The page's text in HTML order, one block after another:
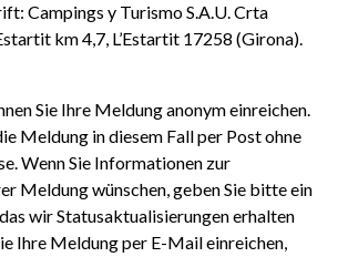
Campings y Turismo S.A.U. Crta
km 4,7, L’Estartit 17258 (Girona).
Sie Ihre Meldung anonym einreichen.
Meldung in diesem Fall per Post ohne
Wenn Sie Informationen zur
Meldung wünschen, geben Sie bitte ein
wir Statusaktualisierungen erhalten
Ihre Meldung per E-Mail einreichen,